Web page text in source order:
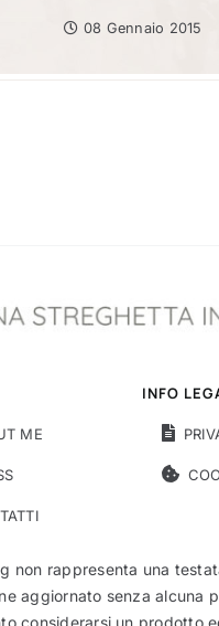
08 Gennaio 2015
ME
INFO
non rappresenta una
aggiornato senza alcuna